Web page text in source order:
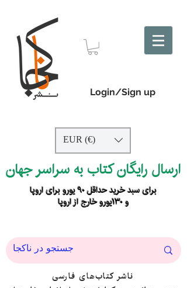
Login/Sign up
EUR (€)
ارسال رایگان کتاب به سراسر جهان
برای سبد خرید حداقل ۹۰ یورو برای اروپا
و ۱۳۰یورو خارج از اروپا
ناشر کتاب‌های فارسی